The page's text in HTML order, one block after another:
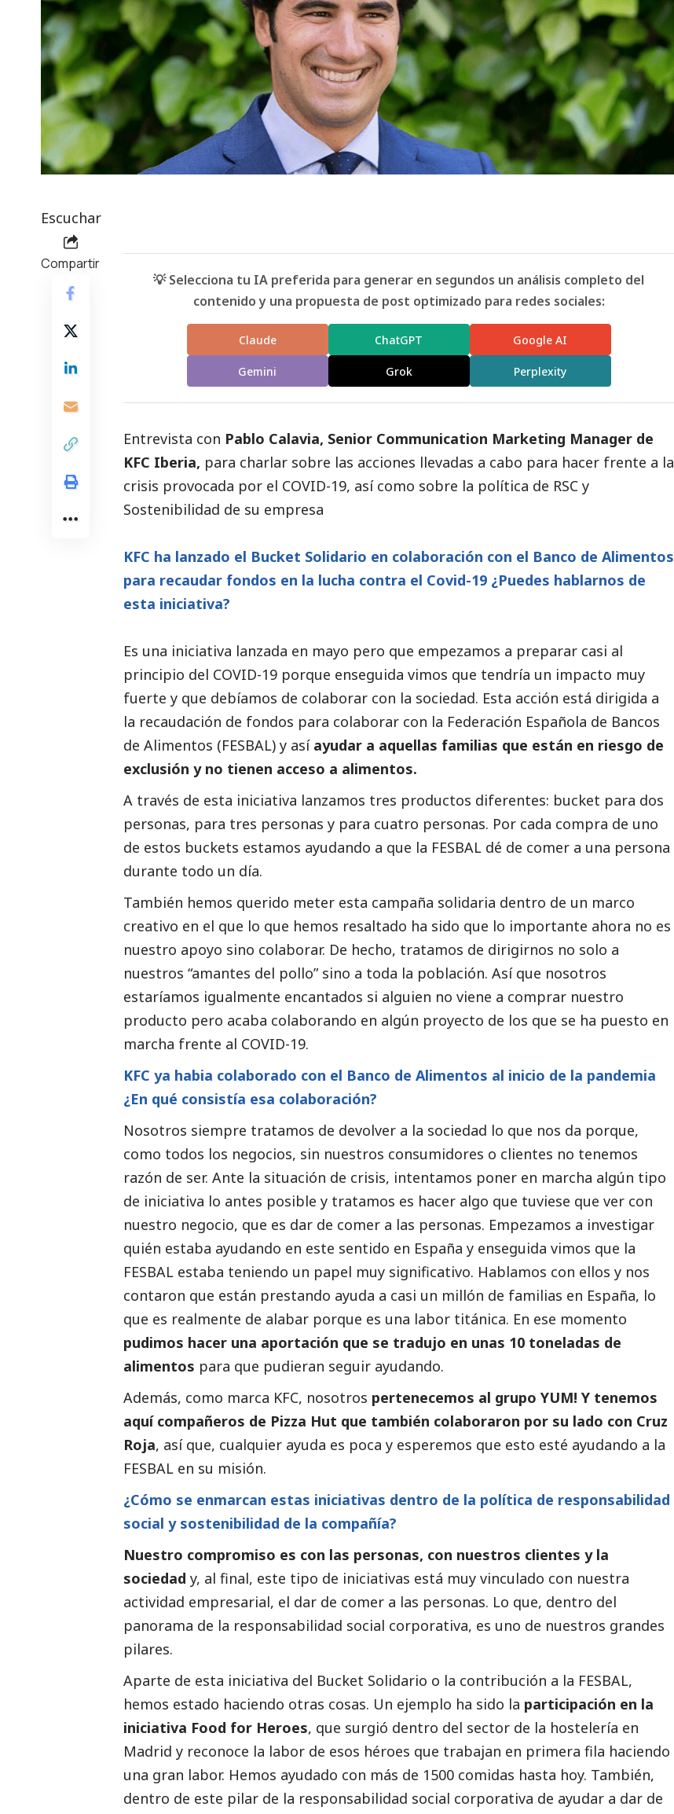
Escuchar
Compartir
💡 Selecciona tu IA preferida para generar en segundos un análisis completo del
contenido y una propuesta de post optimizado para redes sociales:
Claude ChatGPT Google AI
Gemini Grok Perplexity
Entrevista con Pablo Calavia, Senior Communication Marketing Manager de
KFC Iberia, para charlar sobre las acciones llevadas a cabo para hacer frente a la
crisis provocada por el COVID-19, así como sobre la política de RSC y
Sostenibilidad de su empresa
KFC ha lanzado el Bucket Solidario en colaboración con el Banco de Alimentos
para recaudar fondos en la lucha contra el Covid-19 ¿Puedes hablarnos de
esta iniciativa?
Es una iniciativa lanzada en mayo pero que empezamos a preparar casi al
principio del COVID-19 porque enseguida vimos que tendría un impacto muy
fuerte y que debíamos de colaborar con la sociedad. Esta acción está dirigida a
la recaudación de fondos para colaborar con la Federación Española de Bancos
de Alimentos (FESBAL) y así ayudar a aquellas familias que están en riesgo de
exclusión y no tienen acceso a alimentos.
A través de esta iniciativa lanzamos tres productos diferentes: bucket para dos
personas, para tres personas y para cuatro personas. Por cada compra de uno
de estos buckets estamos ayudando a que la FESBAL dé de comer a una persona
durante todo un día.
También hemos querido meter esta campaña solidaria dentro de un marco
creativo en el que lo que hemos resaltado ha sido que lo importante ahora no es
nuestro apoyo sino colaborar. De hecho, tratamos de dirigirnos no solo a
nuestros “amantes del pollo” sino a toda la población. Así que nosotros
estaríamos igualmente encantados si alguien no viene a comprar nuestro
producto pero acaba colaborando en algún proyecto de los que se ha puesto en
marcha frente al COVID-19.
KFC ya habia colaborado con el Banco de Alimentos al inicio de la pandemia
¿En qué consistía esa colaboración?
Nosotros siempre tratamos de devolver a la sociedad lo que nos da porque,
como todos los negocios, sin nuestros consumidores o clientes no tenemos
razón de ser. Ante la situación de crisis, intentamos poner en marcha algún tipo
de iniciativa lo antes posible y tratamos es hacer algo que tuviese que ver con
nuestro negocio, que es dar de comer a las personas. Empezamos a investigar
quién estaba ayudando en este sentido en España y enseguida vimos que la
FESBAL estaba teniendo un papel muy significativo. Hablamos con ellos y nos
contaron que están prestando ayuda a casi un millón de familias en España, lo
que es realmente de alabar porque es una labor titánica. En ese momento
pudimos hacer una aportación que se tradujo en unas 10 toneladas de
alimentos para que pudieran seguir ayudando.
Además, como marca KFC, nosotros pertenecemos al grupo YUM! Y tenemos
aquí compañeros de Pizza Hut que también colaboraron por su lado con Cruz
Roja, así que, cualquier ayuda es poca y esperemos que esto esté ayudando a la
FESBAL en su misión.
¿Cómo se enmarcan estas iniciativas dentro de la política de responsabilidad
social y sostenibilidad de la compañía?
Nuestro compromiso es con las personas, con nuestros clientes y la
sociedad y, al final, este tipo de iniciativas está muy vinculado con nuestra
actividad empresarial, el dar de comer a las personas. Lo que, dentro del
panorama de la responsabilidad social corporativa, es uno de nuestros grandes
pilares.
Aparte de esta iniciativa del Bucket Solidario o la contribución a la FESBAL,
hemos estado haciendo otras cosas. Un ejemplo ha sido la participación en la
iniciativa Food for Heroes, que surgió dentro del sector de la hostelería en
Madrid y reconoce la labor de esos héroes que trabajan en primera fila haciendo
una gran labor. Hemos ayudado con más de 1500 comidas hasta hoy. También,
dentro de este pilar de la responsabilidad social corporativa de ayudar a dar de